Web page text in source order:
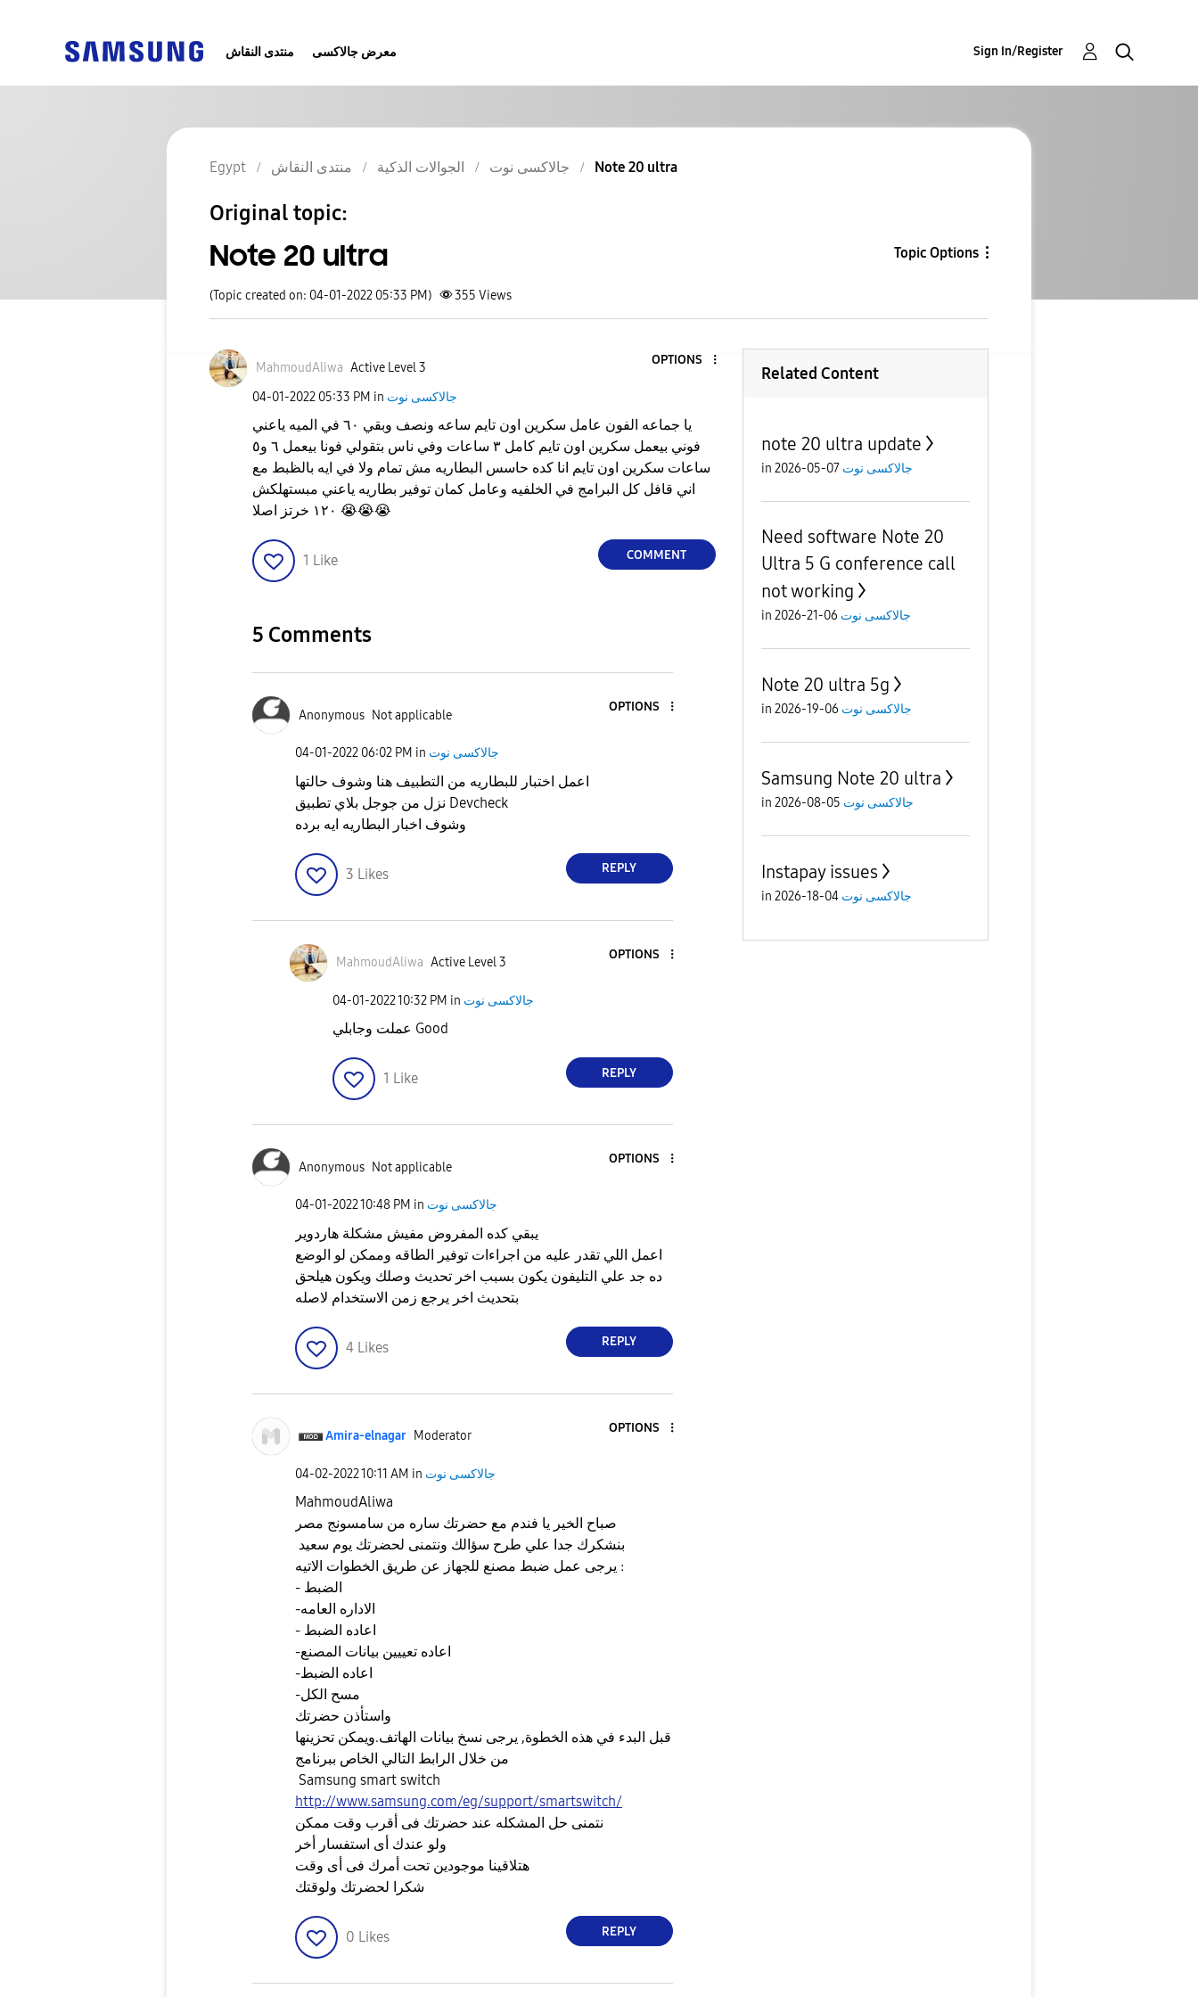
منتدى النقاش معرض جالاكسى Sign In/Register
Egypt منتدى النقاش الجوالات الذكية جالاكسى نوت Note 20 ultra
Original topic:
Note 20 ultra Topic Options
(Topic created on: 04-01-2022 05:33 PM) 355 Views
MahmoudAliwa Active Level 3
OPTIONS
‎04-01-2022 05:33 PM in جالاكسى نوت
يا جماعه الفون عامل سكرين اون تايم ساعه ونصف وبقي ٦٠ في الميه ياعني
فوني بيعمل سكرين اون تايم كامل ٣ ساعات وفي ناس بتقولي فونا بيعمل ٦ و٥
ساعات سكرين اون تايم انا كده حاسس البطاريه مش تمام ولا في ايه بالظبط مع
اني قافل كل البرامج في الخلفيه وعامل كمان توفير بطاريه ياعني مبستهلكش
😭😭😭
1 Like COMMENT
5 Comments
Anonymous Not applicable
OPTIONS
‎04-01-2022 06:02 PM in جالاكسى نوت
اعمل اختبار للبطاريه من التطبيف هنا وشوف حالتها
نزل من جوجل بلاي تطبيق Devcheck
وشوف اخبار البطاريه ايه برده
3 Likes REPLY
MahmoudAliwa Active Level 3
OPTIONS
‎04-01-202210:32 PM in جالاكسى نوت
عملت وجابلي Good
1 Like REPLY
Anonymous Not applicable
OPTIONS
‎04-01-202210:48 PM in جالاكسى نوت
يبقي كده المفروض مفيش مشكلة هاردوير
اعمل اللي تقدر عليه من اجراءات توفير الطاقه وممكن لو الوضع
ده جد علي التليفون يكون بسبب اخر تحديث وصلك ويكون هيلحق
بتحديث اخر يرجع زمن الاستخدام لاصله
4 Likes REPLY
Amira-elnagar Moderator
OPTIONS
‎04-02-202210:11 AM in جالاكسى نوت
MahmoudAliwa
صباح الخير يا فندم مع حضرتك ساره من سامسونج مصر
بنشكرك جدا علي طرح سؤالك ونتمنى لحضرتك يوم سعيد
يرجى عمل ضبط مصنع للجهاز عن طريق الخطوات الاتيه :
قبل البدء في هذه الخطوة, يرجى نسخ بيانات الهاتف.ويمكن تحزينها
من خلال الرابط التالي الخاص ببرنامج
Samsung smart switch
http://www.samsung.com/eg/support/smartswitch/
نتمنى حل المشكله عند حضرتك فى أقرب وقت ممكن
ولو عندك أى استفسار أخر
هتلاقينا موجودين تحت أمرك فى أى وقت
شكرا لحضرتك ولوقتك
0 Likes REPLY
Related Content
note 20 ultra update
in جالاكسى نوت 07-05-2026
Need software Note 20
Ultra 5 G conference call
not working
in جالاكسى نوت 06-21-2026
Note 20 ultra 5g
in جالاكسى نوت 06-19-2026
Samsung Note 20 ultra
in جالاكسى نوت 05-08-2026
Instapay issues
in جالاكسى نوت 04-18-2026